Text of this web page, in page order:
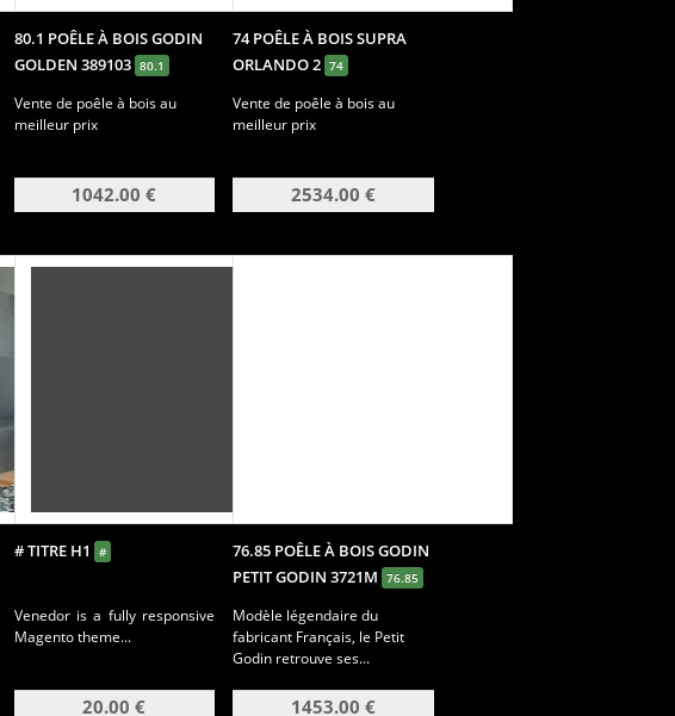
80.1 POÊLE À BOIS GODIN
GOLDEN 389103 80.1
Vente de poêle à bois au
meilleur prix
1042.00 €
74 POÊLE À BOIS SUPRA
ORLANDO 2 74
Vente de poêle à bois au
meilleur prix
2534.00 €
# TITRE H1 #
Venedor is a fully responsive
Magento theme...
20.00 €
76.85 POÊLE À BOIS GODIN
PETIT GODIN 3721M 76.85
Modèle légendaire du
fabricant Français, le Petit
Godin retrouve ses...
1453.00 €